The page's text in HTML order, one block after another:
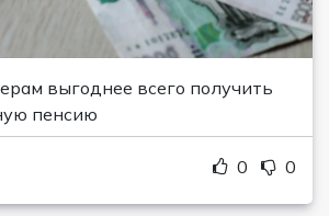
выгоднее всего получить
пенсию
0 0